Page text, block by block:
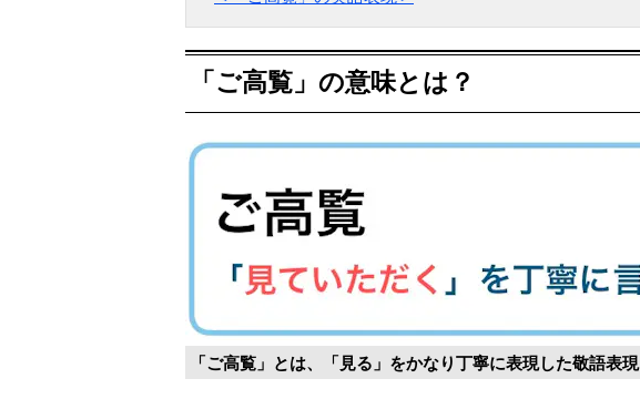
「ご高覧」の意味とは？
「ご高覧」とは、「見る」をかなり丁寧に表現した敬語表現